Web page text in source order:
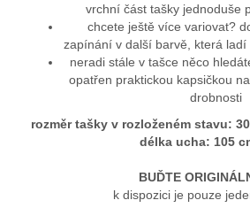
vrchní část tašky jednoduše
chcete ještě více variovat?
zapínání v další barvě, která ladí
neradi stále v tašce něco
opatřen praktickou kapsičkou
drobnosti
rozměr tašky v rozloženém stavu:
délka ucha: 105
BUĎTE
k dispozici je pouze